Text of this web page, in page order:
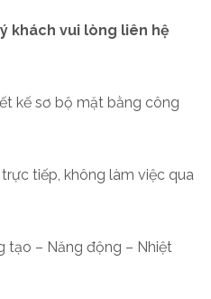
khách vui lòng liên hệ
kế sơ bộ mặt bằng công
tiếp, không làm việc qua
tạo – Năng động – Nhiệt